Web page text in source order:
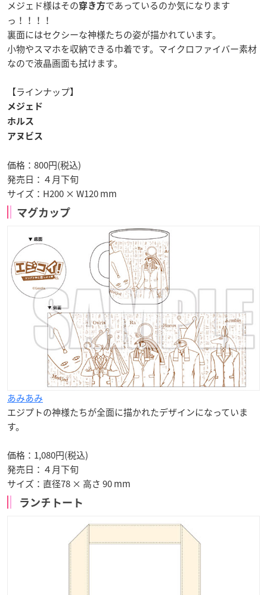
メジェド様はその穿き方であっているのか気になります
っ！！！！
裏面にはセクシーな神様たちの姿が描かれています。
小物やスマホを収納できる巾着です。マイクロファイバー素材
なので液晶画面も拭けます。
【ラインナップ】
メジェド
ホルス
アヌビス
価格：800円(税込)
発売日： ４月下旬
サイズ：H200 × W120 mm
マグカップ
あみあみ
エジプトの神様たちが全面に描かれたデザインになっていま
す。
価格：1,080円(税込)
発売日： ４月下旬
サイズ：直径78 × 高さ 90 mm
ランチトート